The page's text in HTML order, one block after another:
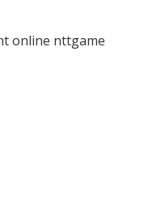
online nttgame